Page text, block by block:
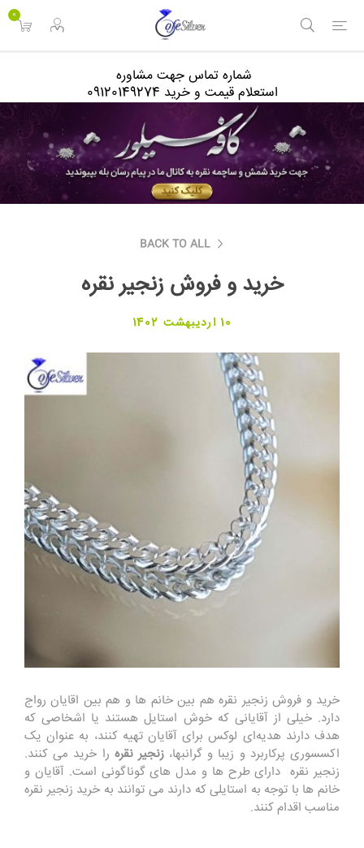
0
شماره تماس جهت مشاوره
استعلام قیمت و خرید 09120149274
BACK TO ALL
خرید و فروش زنجیر نقره
10 اردیبهشت 1402
خرید و فروش زنجیر نقره هم بین خانم ها و هم بین اقایان رواج
دارد. خیلی از آقایانی که خوش استایل هستند یا اشخاصی که
هدف دارند هدیه‌ای لوکس برای آقایان تهیه کنند، به عنوان یک
اکسسوری پرکاربرد و زیبا و گرانبها،زنجیر نقره را خرید می کنند.
زنجیر نقره دارای طرح ها و مدل های گوناگونی است. آقایان و
خانم ها با توجه به استایلی که دارند می توانند به خرید زنجیر نقره
مناسب اقدام کنند.